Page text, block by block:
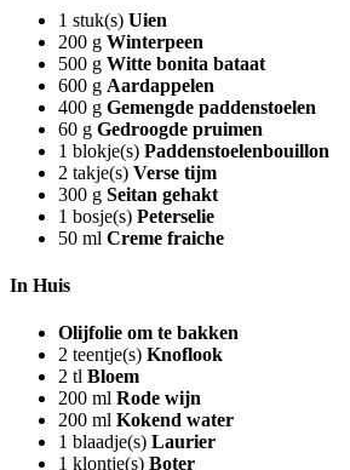
1 stuk(s) Uien
200 g Winterpeen
500 g Witte bonita bataat
600 g Aardappelen
400 g Gemengde paddenstoelen
60 g Gedroogde pruimen
1 blokje(s) Paddenstoelenbouillon
2 takje(s) Verse tijm
300 g Seitan gehakt
1 bosje(s) Peterselie
50 ml Creme fraiche
In Huis
Olijfolie om te bakken
2 teentje(s) Knoflook
2 tl Bloem
200 ml Rode wijn
200 ml Kokend water
1 blaadje(s) Laurier
1 klontje(s) Boter